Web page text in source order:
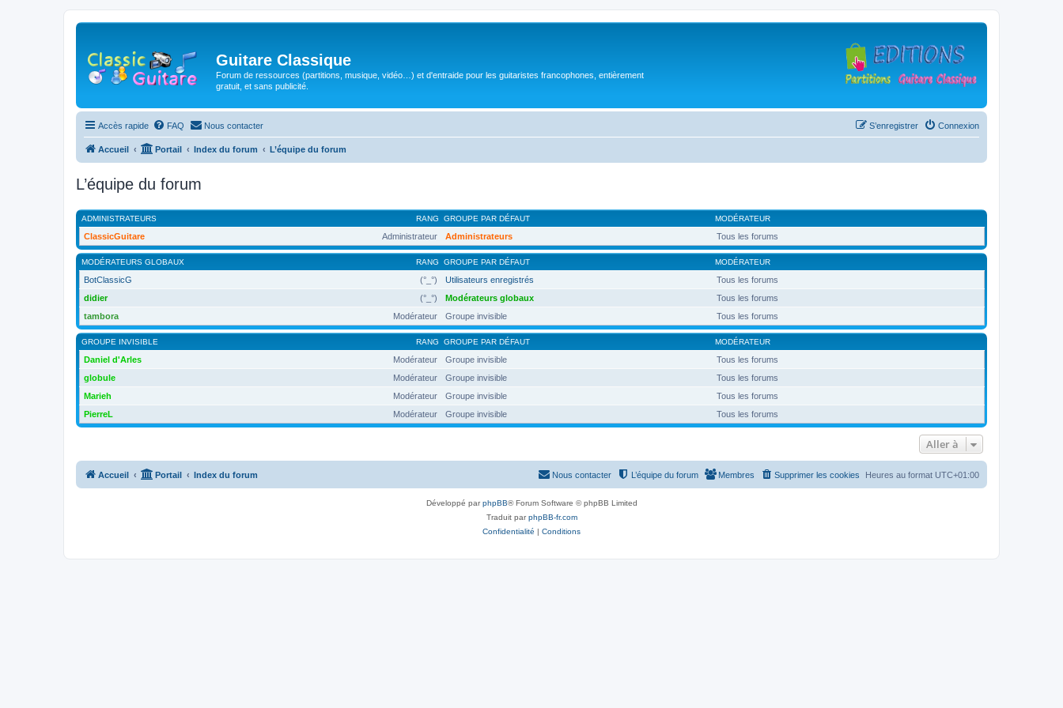
Guitare Classique
Forum de ressources (partitions, musique, vidéo…) et d'entraide pour les guitaristes francophones, entièrement
gratuit, et sans publicité.
Accès rapide FAQ Nous contacter Connexion
S’enregistrer
Accueil Portail Index du forum L’équipe du forum
L’équipe du forum
RANG
ADMINISTRATEURS GROUPE PAR DÉFAUT MODÉRATEUR
Administrateur
ClassicGuitare Administrateurs Tous les forums
RANG
MODÉRATEURS GLOBAUX GROUPE PAR DÉFAUT MODÉRATEUR
(°_°)
BotClassicG Utilisateurs enregistrés
Tous les forums
(°_°)
didier Modérateurs globaux
Tous les forums
Modérateur
tambora Groupe invisible Tous les forums
RANG
GROUPE INVISIBLE GROUPE PAR DÉFAUT MODÉRATEUR
Modérateur
Daniel d'Arles Groupe invisible
Tous les forums
Modérateur
globule Groupe invisible
Tous les forums
Modérateur
Marieh Groupe invisible
Tous les forums
Modérateur
PierreL Groupe invisible Tous les forums
Aller à
Accueil Portail Index du forum Heures au format UTC+01:00
Supprimer les cookies
Membres
L’équipe du forum
Nous contacter
Développé parphpBB® Forum Software © phpBB Limited
Traduit parphpBB-fr.com
Confidentialité | Conditions